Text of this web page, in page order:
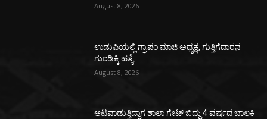
August 8, 2026
ಉಡುಪಿಯಲ್ಲಿ ಗ್ರಾಪಂ ಮಾಜಿ ಅಧ್ಯಕ್ಷ, ಗುತ್ತಿಗೆದಾರನ
ಗುಂಡಿಕ್ಕಿ ಹತ್ಯೆ
August 8, 2026
ಆಟವಾಡುತ್ತಿದ್ದಾಗ ಶಾಲಾ ಗೇಟ್‌ ಬಿದ್ದು 4 ವರ್ಷದ ಬಾಲಕಿ